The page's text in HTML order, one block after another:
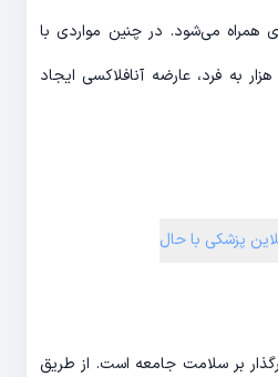
همراه می‌شود. در چنین مواردی با
به فرد، عارضه آنافلاکسی ایجاد
پزشکی با حال
بر سلامت جامعه است. از طریق